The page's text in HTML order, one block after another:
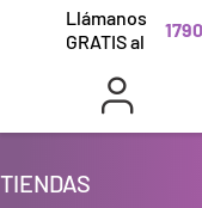
Llámanos
GRATIS al
1790
TIENDAS